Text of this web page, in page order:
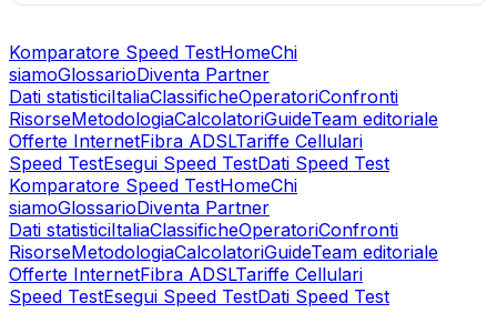
Komparatore Speed TestHomeChi
siamoGlossarioDiventa Partner
Dati statisticiItaliaClassificheOperatoriConfronti
RisorseMetodologiaCalcolatoriGuideTeam editoriale
Offerte InternetFibra ADSLTariffe Cellulari
Speed TestEsegui Speed TestDati Speed Test
Komparatore Speed TestHomeChi
siamoGlossarioDiventa Partner
Dati statisticiItaliaClassificheOperatoriConfronti
RisorseMetodologiaCalcolatoriGuideTeam editoriale
Offerte InternetFibra ADSLTariffe Cellulari
Speed TestEsegui Speed TestDati Speed Test